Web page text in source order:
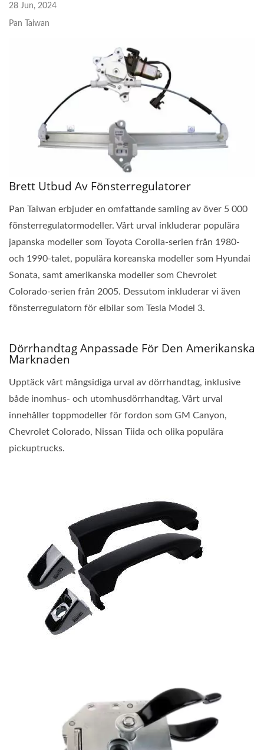
28 Jun, 2024
Pan Taiwan
Brett Utbud Av Fönsterregulatorer
Pan Taiwan erbjuder en omfattande samling av över 5 000
fönsterregulatormodeller. Vårt urval inkluderar populära
japanska modeller som Toyota Corolla-serien från 1980-
och 1990-talet, populära koreanska modeller som Hyundai
Sonata, samt amerikanska modeller som Chevrolet
Colorado-serien från 2005. Dessutom inkluderar vi även
fönsterregulatorn för elbilar som Tesla Model 3.
Dörrhandtag Anpassade För Den Amerikanska
Marknaden
Upptäck vårt mångsidiga urval av dörrhandtag, inklusive
både inomhus- och utomhusdörrhandtag. Vårt urval
innehåller toppmodeller för fordon som GM Canyon,
Chevrolet Colorado, Nissan Tiida och olika populära
pickuptrucks.